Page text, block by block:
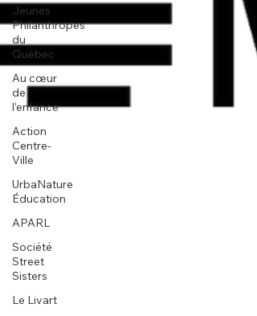
Jeunes
Philanthropes
du
Québec
Au cœur
de
l’enfance
Action
Centre-
Ville
UrbaNature
Éducation
APARL
Société
Street
Sisters
Le Livart